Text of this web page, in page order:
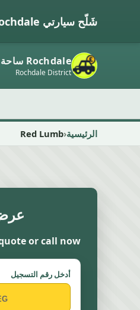
شَلّح سيارتي Rochdale
Rochdale ساحة خردة
Rochdale District
الرئيسية Red Lumb
or call now
أدخل رقم التسجيل